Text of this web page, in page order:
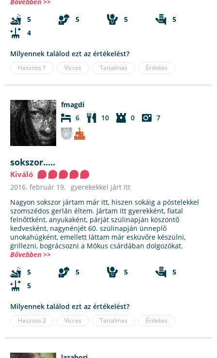
5
5 5
5
4
Milyennek találod ezt az értékelést?
Hasznos 1 Vicces Tartalmas Érdekes
fmagdi
6
10 0 7
sokszor.....
Kiváló
2016. február 19. gyerekekkel járt itt
Nagyon sokszor jártam már itt, hiszen sokáig a póstelekkel
szomszédos gerlán éltem. Jártam itt gyerekként, fiatal
felnőttként, anyukaként, párját szülinapján köszöntő
kedvesként, nagynénjét 60. szülinapján ünneplő
unokahúgként, emellett láttam már esküvőre készülni,
grillezni, bográcsozni a Mókus csárdában dolgozókat.
Bővebben >>
5
5 5
5
5
Milyennek találod ezt az értékelést?
Hasznos 2 Vicces Tartalmas Érdekes